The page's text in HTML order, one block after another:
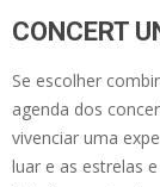
CONCERT
Se escolher
agenda dos
vivenciar uma
luar e as estrelas